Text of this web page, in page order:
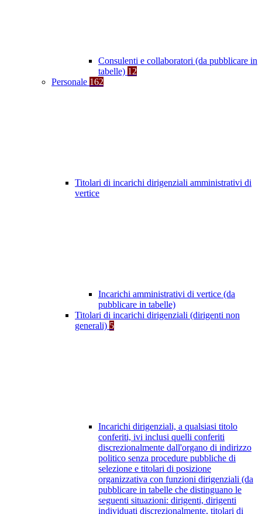
Consulenti e collaboratori (da pubblicare in
tabelle) 12
Personale 162
Titolari di incarichi dirigenziali amministrativi di
vertice
Incarichi amministrativi di vertice (da
pubblicare in tabelle)
Titolari di incarichi dirigenziali (dirigenti non
generali) 5
Incarichi dirigenziali, a qualsiasi titolo
conferiti, ivi inclusi quelli conferiti
discrezionalmente dall'organo di indirizzo
politico senza procedure pubbliche di
selezione e titolari di posizione
organizzativa con funzioni dirigenziali (da
pubblicare in tabelle che distinguano le
seguenti situazioni: dirigenti, dirigenti
individuati discrezionalmente, titolari di